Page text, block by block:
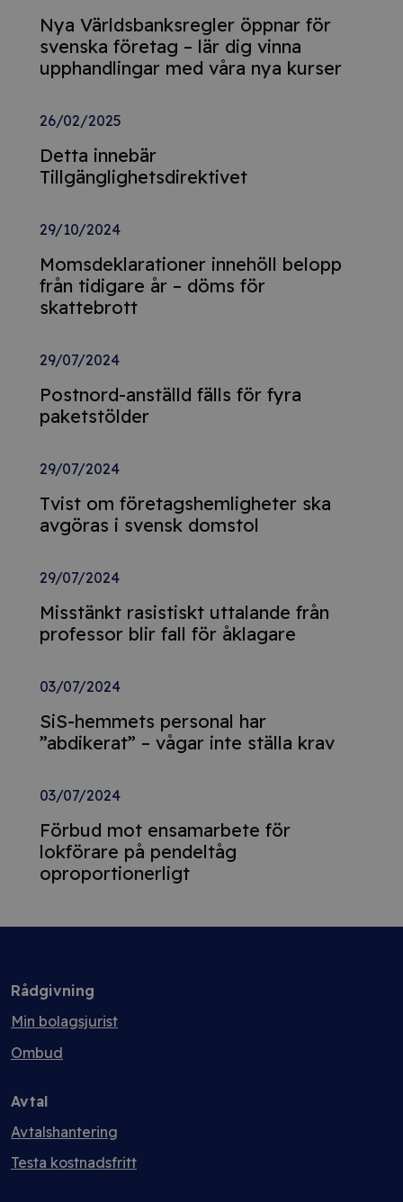
Nya Världsbanksregler öppnar för
svenska företag – lär dig vinna
upphandlingar med våra nya kurser
26/02/2025
Detta innebär
Tillgänglighetsdirektivet
29/10/2024
Momsdeklarationer innehöll belopp
från tidigare år – döms för
skattebrott
29/07/2024
Postnord-anställd fälls för fyra
paketstölder
29/07/2024
Tvist om företagshemligheter ska
avgöras i svensk domstol
29/07/2024
Misstänkt rasistiskt uttalande från
professor blir fall för åklagare
03/07/2024
SiS-hemmets personal har
”abdikerat” – vågar inte ställa krav
03/07/2024
Förbud mot ensamarbete för
lokförare på pendeltåg
oproportionerligt
Rådgivning
Min bolagsjurist
Ombud
Avtal
Avtalshantering
Testa kostnadsfritt